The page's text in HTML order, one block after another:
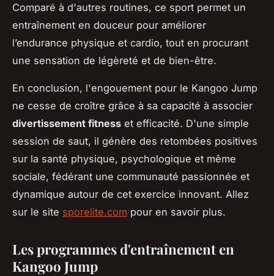
Comparé à d'autres routines, ce sport permet un
entraînement en douceur pour améliorer
l’endurance physique et cardio, tout en procurant
une sensation de légèreté et de bien-être.
En conclusion, l'engouement pour le Kangoo Jump
ne cesse de croître grâce à sa capacité à associer
divertissement fitness et efficacité. D'une simple
session de saut, il génère des retombées positives
sur la santé physique, psychologique et même
sociale, fédérant une communauté passionnée et
dynamique autour de cet exercice innovant. Allez
sur le site sporelite.com pour en savoir plus.
Les programmes d'entraînement en
Kangoo Jump